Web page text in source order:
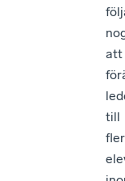
att
till
fler